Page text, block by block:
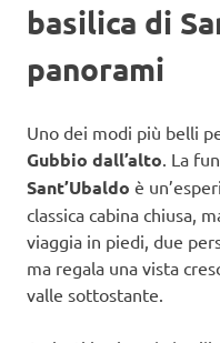
basilica di
panorami
Uno dei modi più belli
Gubbio dall’alto. La
Sant’Ubaldo è
classica cabina chiusa,
viaggia in piedi, due
ma regala una vista
valle sottostante.